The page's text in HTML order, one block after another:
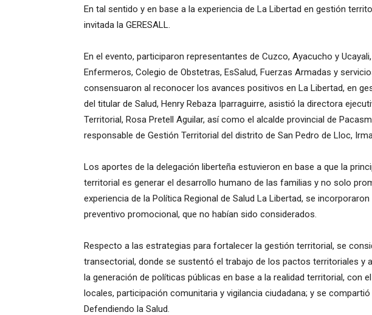
En tal sentido y en base a la experiencia de La Libertad en gestión
invitada la GERESALL.
En el evento, participaron representantes de Cuzco, Ayacucho y
Enfermeros, Colegio de Obstetras, EsSalud, Fuerzas Armadas y
consensuaron al reconocer los avances positivos en La Libertad, en
del titular de Salud, Henry Rebaza Iparraguirre, asistió la directora
Territorial, Rosa Pretell Aguilar, así como el alcalde provincial de
responsable de Gestión Territorial del distrito de San Pedro de Lloc,
Los aportes de la delegación liberteña estuvieron en base a que la
territorial es generar el desarrollo humano de las familias y no solo
experiencia de la Política Regional de Salud La Libertad, se
preventivo promocional, que no habían sido considerados.
Respecto a las estrategias para fortalecer la gestión territorial, se
transectorial, donde se sustentó el trabajo de los pactos territoriales y
la generación de políticas públicas en base a la realidad territorial, con
locales, participación comunitaria y vigilancia ciudadana; y se
Defendiendo la Salud.